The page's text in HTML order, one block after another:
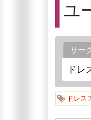
ユ
サー
ドレス